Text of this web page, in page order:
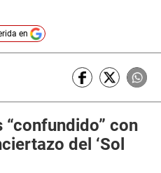
en
con
del ‘Sol